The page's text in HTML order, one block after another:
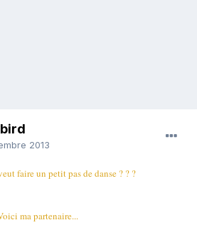
2013
faire un petit pas de danse ? ? ?
ma partenaire...